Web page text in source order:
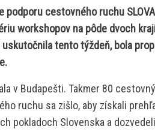
podporu cestovného ruchu
workshopov na pôde dvoch
uskutočnila tento týždeň, bola
v Budapešti. Takmer 80
ruchu sa zišlo, aby získali
pokladoch Slovenska a